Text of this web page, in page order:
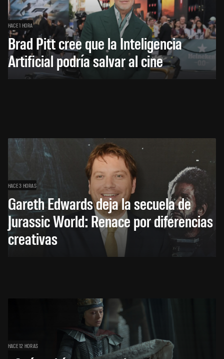
HACE 1 HORA
Brad Pitt cree que la Inteligencia
Artificial podría salvar al cine
HACE 3 HORAS
Gareth Edwards deja la secuela de
Jurassic World: Renace por diferencias
creativas
HACE 12 HORAS